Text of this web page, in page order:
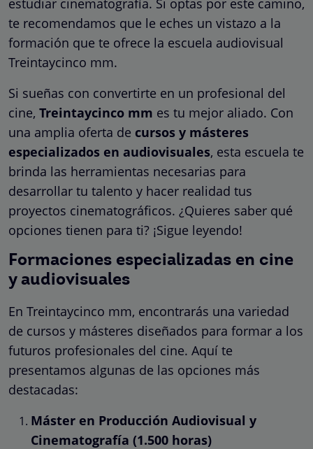
te recomendamos que le eches un vistazo a la
formación que te ofrece la escuela audiovisual
Treintaycinco mm.
Si sueñas con convertirte en un profesional del
cine, Treintaycinco mm es tu mejor aliado. Con
una amplia oferta de cursos y másteres
especializados en audiovisuales, esta escuela te
brinda las herramientas necesarias para
desarrollar tu talento y hacer realidad tus
proyectos cinematográficos. ¿Quieres saber qué
opciones tienen para ti? ¡Sigue leyendo!
Formaciones especializadas en cine
y audiovisuales
En Treintaycinco mm, encontrarás una variedad
de cursos y másteres diseñados para formar a los
futuros profesionales del cine. Aquí te
presentamos algunas de las opciones más
destacadas:
Máster en Producción Audiovisual y
Cinematografía (1.500 horas)